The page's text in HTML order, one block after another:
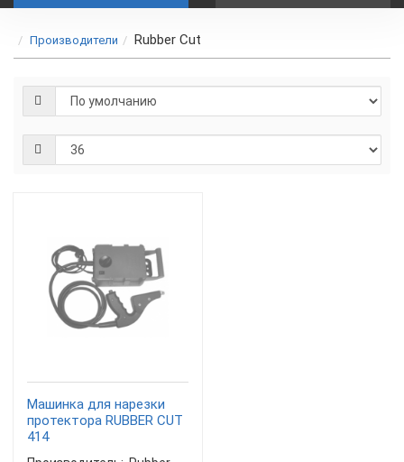
Производители Rubber Cut
Машинка для нарезки
протектора RUBBER CUT
414